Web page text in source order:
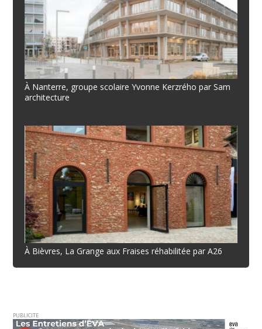
À Nanterre, groupe scolaire Yvonne Kerzrého par Sam
architecture
À Bièvres, La Grange aux Fraises réhabilitée par A26
PUBLICITE